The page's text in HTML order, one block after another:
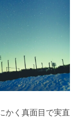
かく真面目で実直